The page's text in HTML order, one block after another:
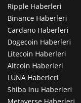
Ripple Haberleri
Binance Haberleri
Cardano Haberleri
Dogecoin Haberleri
Litecoin Haberleri
Altcoin Haberleri
LUNA Haberleri
Shiba Inu Haberleri